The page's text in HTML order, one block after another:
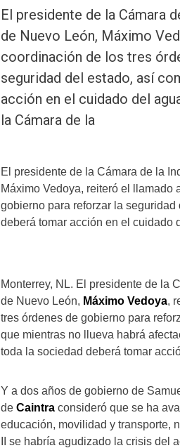
El presidente de la Cámara
de Nuevo León, Máximo
coordinación de los tres
seguridad del estado, así
acción en el cuidado del
la Cámara de la
El presidente de la Cámara de la
Máximo Vedoya, reiteró el llamado
gobierno para reforzar la
deberá tomar acción en el cuidado
Monterrey, NL. El presidente de la
de Nuevo León, Máximo Vedoya,
tres órdenes de gobierno para
que mientras no llueva habrá
toda la sociedad deberá tomar
Y a dos años de gobierno de
de Caintra consideró que se ha
educación, movilidad y transporte,
II se habría agudizado la crisis del